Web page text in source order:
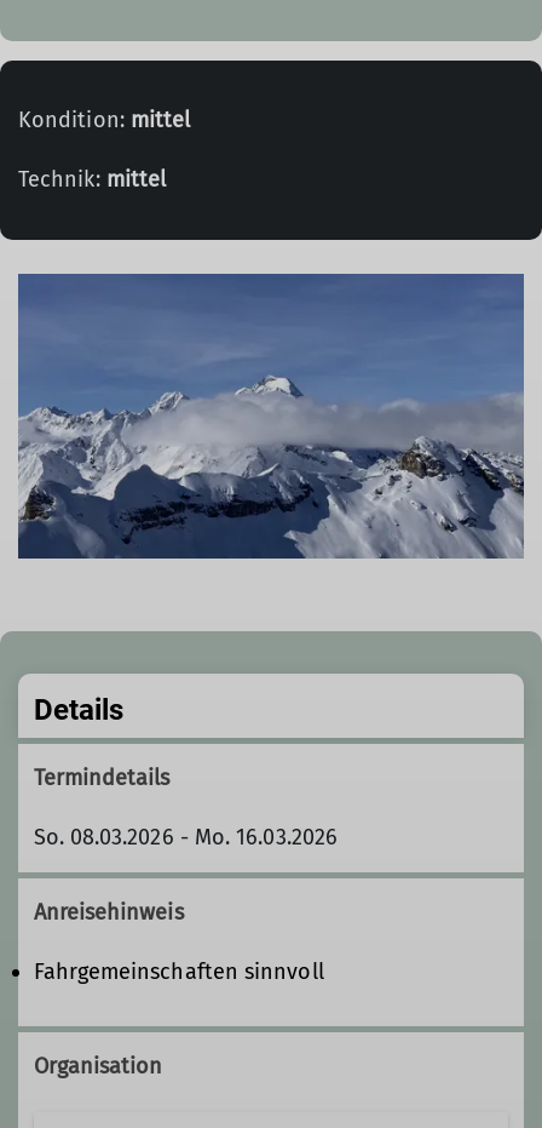
Kondition: mittel
Technik: mittel
Details
Termindetails
So. 08.03.2026 - Mo. 16.03.2026
Anreisehinweis
Fahrgemeinschaften sinnvoll
Organisation